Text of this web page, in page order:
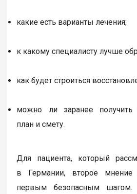
какие есть варианты лечения;
к какому специалисту лучше
как будет строиться
можно ли заранее получить
план и смету.
Для пациента, который
в Германии, второе мнение
первым безопасным